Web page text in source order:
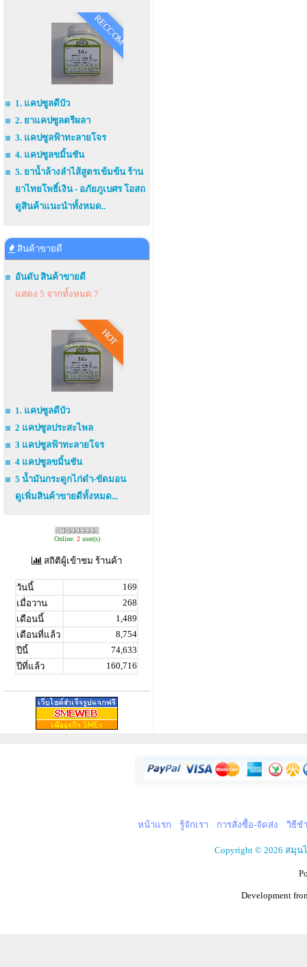
RECCOM
1. แคปซูลดีบัว
2. ยาแคปซูลตรีผลา
3. แคปซูลฟ้าทะลายโจร
4. แคปซูลขมิ้นชัน
5. ยาน้ำล้างลำไส้สูตรเข้มข้น ร้าน
ยาไทยโพธิ์เงิน - อภัยภูเบศร โอสถ
ดูสินค้าแนะนำทั้งหมด..
สินค้าขายดี
อันดับ สินค้าขายดี
แสดง 5 จากทั้งหมด 7
HOT
1. แคปซูลดีบัว
2 แคปซูลประสะไพล
3 แคปซูลฟ้าทะลายโจร
4 แคปซูลขมิ้นชัน
5 น้ำมันกระดูกไก่ดำ-ขัดมอน
ดูเพิ่มสินค้าขายดีทั้งหมด...
Online: 2user(s)
สถิติผู้เข้าชม ร้านค้า
วันนี้
169
เมื่อวาน
268
เดือนนี้
1,489
เดือนที่แล้ว
8,754
ปีนี้
74,633
ปีที่แล้ว
160,716
หน้าแรก รู้จักเรา การสั่งซื้อ-จัดส่ง วิธีช
Copyright © 2026 สมุ
Development